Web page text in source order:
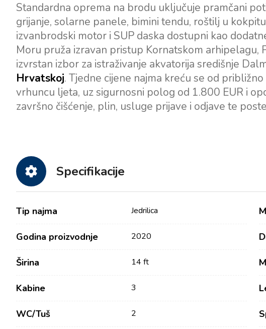
Standardna oprema na brodu uključuje pramčani
grijanje, solarne panele, bimini tendu, roštilj u
izvanbrodski motor i SUP daska dostupni kao
Moru pruža izravan pristup Kornatskom arhipelagu,
izvrstan izbor za istraživanje akvatorija središnje
Hrvatskoj. Tjedne cijene najma kreću se od
vrhuncu ljeta, uz sigurnosni polog od 1.800 EUR i
završno čišćenje, plin, usluge prijave i odjave te
Specifikacije
Tip najma Jedrilica
Godina proizvodnje 2020
Širina 14 ft
Kabine 3
WC/Tuš 2